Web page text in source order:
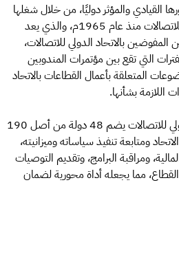
القيادي والمؤثر دوليًا، من خلال شغلها
عضوية مجلس الاتحاد الدولي للاتصالات منذ عام 1965م، والذي يعد
بالاتحاد الدولي للاتصالات،
التي تقع بين مؤتمرات المندوبين
المتعلقة بأعمال القطاعات بالاتحاد
اللازمة بشأنها.
يشار إلى أن مجلس الاتحاد الدولي للاتصالات يضم 48 دولة من أصل 190
ومتابعة تنفيذ سياساته وميزانيته،
ومراقبة البرامج، وتقديم التوصيات
مما يجعله أداة محورية لضمان